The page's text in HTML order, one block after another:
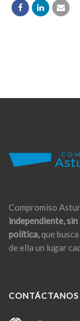
Compromiso
independiente,
política,que
de ella un lugar
CONTÁCTANOS